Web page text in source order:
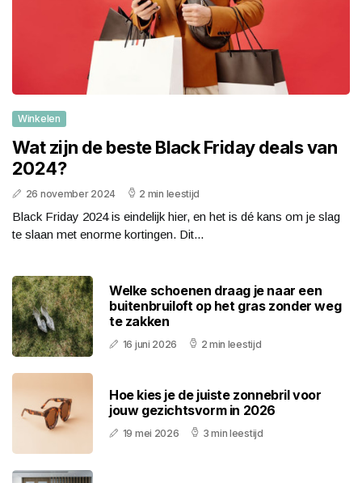
Winkelen
Wat zijn de beste Black Friday deals van
2024?
26 november 2024 2 min leestijd
Black Friday 2024 is eindelijk hier, en het is dé kans om je slag
te slaan met enorme kortingen. Dit...
Welke schoenen draag je naar een
buitenbruiloft op het gras zonder weg
te zakken
16 juni 2026 2 min leestijd
Hoe kies je de juiste zonnebril voor
jouw gezichtsvorm in 2026
19 mei 2026 3 min leestijd